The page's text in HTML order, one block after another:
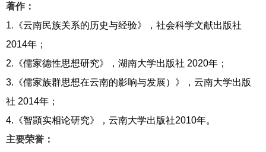
著作：
1. 《云南民族关系的历史与经验》，社会科学文献出版社
2014年；
2. 《儒家德性思想研究》，湖南大学出版社 2020年；
3. 《儒家族群思想在云南的影响与发展）》，云南大学出版
社 2014年；
4. 《智顗实相论研究》，云南大学出版社2010年。
主要荣誉：